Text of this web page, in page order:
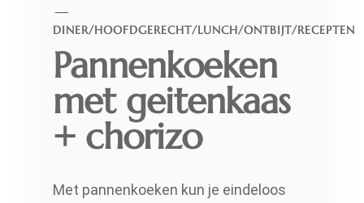
DINER/HOOFDGERECHT/LUNCH/ONTBIJT/RECEPTEN
Pannenkoeken
met geitenkaas
+ chorizo
Met pannenkoeken kun je eindeloos